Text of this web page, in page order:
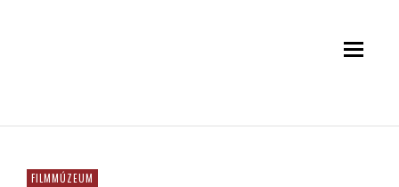
FILMMÚZEUM